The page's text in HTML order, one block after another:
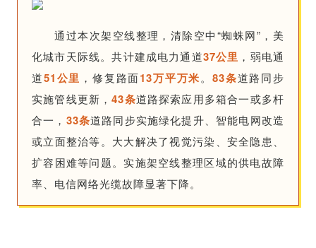
通过本次架空线整理，清除空中“蜘蛛网”，美
化城市天际线。共计建成电力通道37公里 ，弱电通
道51公里 ，修复路面13万平万米。 83条道路同步
实施管线更新，43条道路探索应用多箱合一或多杆
合一， 33条道路同步实施绿化提升、智能电网改造
或立面整治等。大大解决了视觉污染、安全隐患、
扩容困难等问题。实施架空线整理区域的供电故障
率、电信网络光缆故障显著下降。